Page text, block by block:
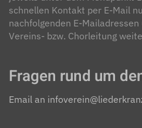
schnellen Kontakt per E-Mail
nachfolgenden E-
Vereins- bzw. Chorleitung
Fragen rund um
Email an